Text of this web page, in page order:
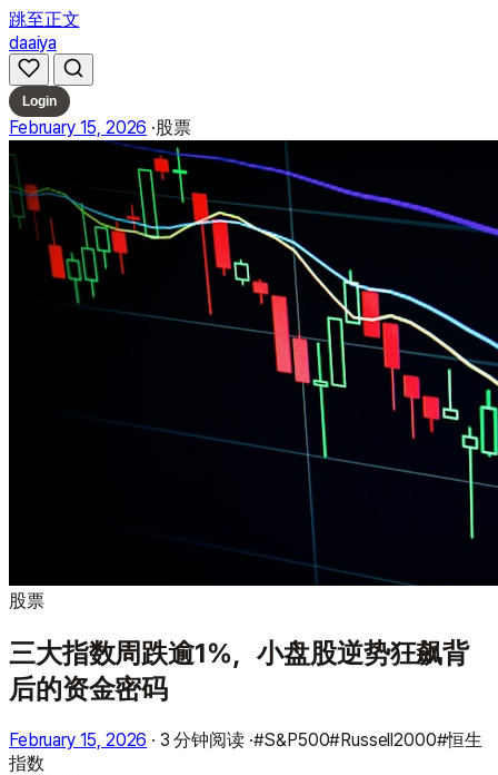
跳至正文
daaiya
Login
February 15, 2026 ·股票
股票
三大指数周跌逾1%，小盘股逆势狂飙背
后的资金密码
February 15, 2026 · 3 分钟阅读 ·#S&P500#Russell2000#恒生
指数